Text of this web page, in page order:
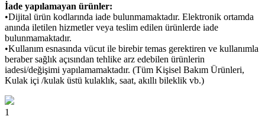
İade yapılamayan ürünler:
•Dijital ürün kodlarında iade bulunmamaktadır. Elektronik ortamda
anında iletilen hizmetler veya teslim edilen ürünlerde iade
bulunmamaktadır.
•Kullanım esnasında vücut ile birebir temas gerektiren ve kullanımla
beraber sağlık açısından tehlike arz edebilen ürünlerin
iadesi/değişimi yapılamamaktadır. (Tüm Kişisel Bakım Ürünleri,
Kulak içi /kulak üstü kulaklık, saat, akıllı bileklik vb.)
1